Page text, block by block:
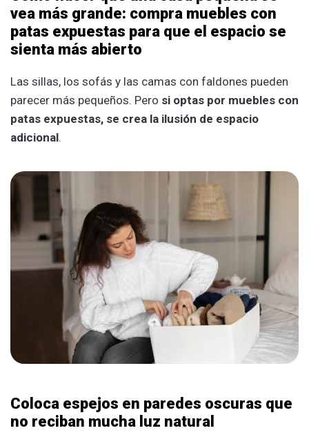
vea más grande: compra muebles con
patas expuestas para que el espacio se
sienta más abierto
Las sillas, los sofás y las camas con faldones pueden
parecer más pequeños. Pero si optas por muebles con
patas expuestas, se crea la ilusión de espacio
adicional.
Coloca espejos en paredes oscuras que
no reciban mucha luz natural